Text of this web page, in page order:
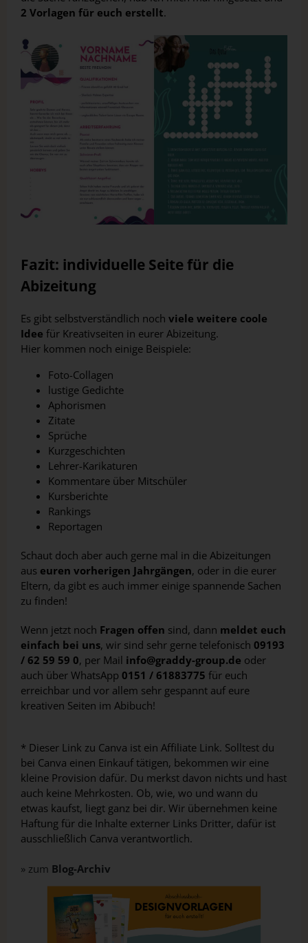
2 Vorlagen für euch erstellt.
Fazit: individuelle Seite für die
Abizeitung
Es gibt selbstverständlich noch viele weitere coole
Idee für Kreativseiten in eurer Abizeitung.
Hier kommen noch einige Beispiele:
Foto-Collagen
lustige Gedichte
Aphorismen
Zitate
Sprüche
Kurzgeschichten
Lehrer-Karikaturen
Kommentare über Mitschüler
Kursberichte
Rankings
Reportagen
Schaut doch aber auch gerne mal in die Abizeitungen
aus euren vorherigen Jahrgängen, oder in die eurer
Eltern, da gibt es auch immer einige spannende Sachen
zu finden!
Wenn jetzt noch Fragen offen sind, dann meldet euch
einfach bei uns, wir sind sehr gerne telefonisch 09193
/ 62 59 59 0, per Mail info@graddy-group.de oder
auch über WhatsApp 0151 / 61883775 für euch
erreichbar und vor allem sehr gespannt auf eure
kreativen Seiten im Abibuch!
* Dieser Link zu Canva ist ein Affiliate Link. Solltest du
bei Canva einen Einkauf tätigen, bekommen wir eine
kleine Provision dafür. Du merkst davon nichts und hast
auch keine Mehrkosten. Ob, wie, wo und wann du
etwas kaufst, liegt ganz bei dir. Wir übernehmen keine
Haftung für die Inhalte externer Links Dritter, dafür ist
ausschließlich Canva verantwortlich.
» zum Blog-Archiv